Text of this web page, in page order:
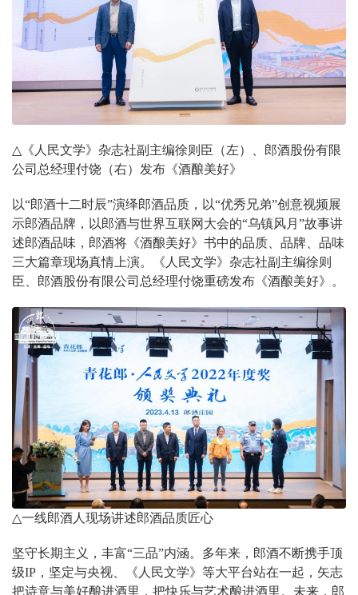
△ 《人民文学》杂志社副主编徐则臣（左）、郎酒股份有限
公司总经理付饶（右）发布《酒酿美好》
以“郎酒十二时辰”演绎郎酒品质，以“优秀兄弟”创意视频展
示郎酒品牌，以郎酒与世界互联网大会的“乌镇风月”故事讲
述郎酒品味，郎酒将《酒酿美好》书中的品质、品牌、品味
三大篇章现场真情上演。《人民文学》杂志社副主编徐则
臣、郎酒股份有限公司总经理付饶重磅发布《酒酿美好》。
△一线郎酒人现场讲述郎酒品质匠心
坚守长期主义，丰富“三品”内涵。多年来，郎酒不断携手顶
级IP ，坚定与央视、《人民文学》等大平台站在一起，矢志
把诗意与美好酿进酒里，把快乐与艺术酿进酒里。未来，郎